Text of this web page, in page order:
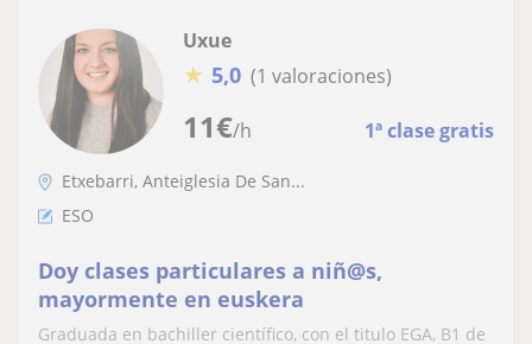
11€/h 1ª clase gratis
Uxue
★ 5,0 (1 valoraciones)
Etxebarri, Anteiglesia De San...
ESO
Doy clases particulares a niñ@s,
mayormente en euskera
Graduada en bachiller científico, con el titulo EGA, B1 de